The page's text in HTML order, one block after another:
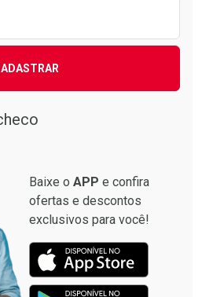
Ativar Desconto
Baixe o APP e confira
ofertas e descontos
exclusivos para você!